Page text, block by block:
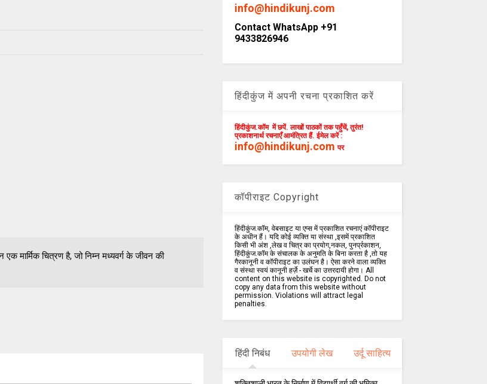
मार्मिक चित्रण है, जो निम्न मध्यवर्ग के जीवन की
info@hindikunj.com
Contact WhatsApp +91
9433826946
हिंदीकुंज में अपनी रचना प्रकाशित करें
हिंदीकुंज.कॉम में छपें. लाखों पाठकों तक पहुँचें, तुरंत!
प्रकाशनार्थ रचनाएँ आमंत्रित हैं. ईमेल करें :
info@hindikunj.com पर
कॉपीराइट Copyright
हिंदीकुंज.कॉम, वेबसाइट या एप्स में प्रकाशित रचनाएं कॉपीराइट
के अधीन हैं। यदि कोई व्यक्ति या संस्था ,इसमें प्रकाशित
किसी भी अंश ,लेख व चित्र का प्रयोग,नकल, पुनर्प्रकाशन,
हिंदीकुंज.कॉम के संचालक के अनुमति के बिना करता है ,तो यह
गैरकानूनी व कॉपीराइट का उलंघन है। ऐसा करने वाला व्यक्ति
व संस्था स्वयं कानूनी हर्ज़े - खर्चे का उत्तरदायी होगा। All
content on this website is copyrighted. Do not
copy any data from this website without
permission. Violations will attract legal
penalties.
हिंदी निबंध उपयोगी लेख उर्दू साहित्य